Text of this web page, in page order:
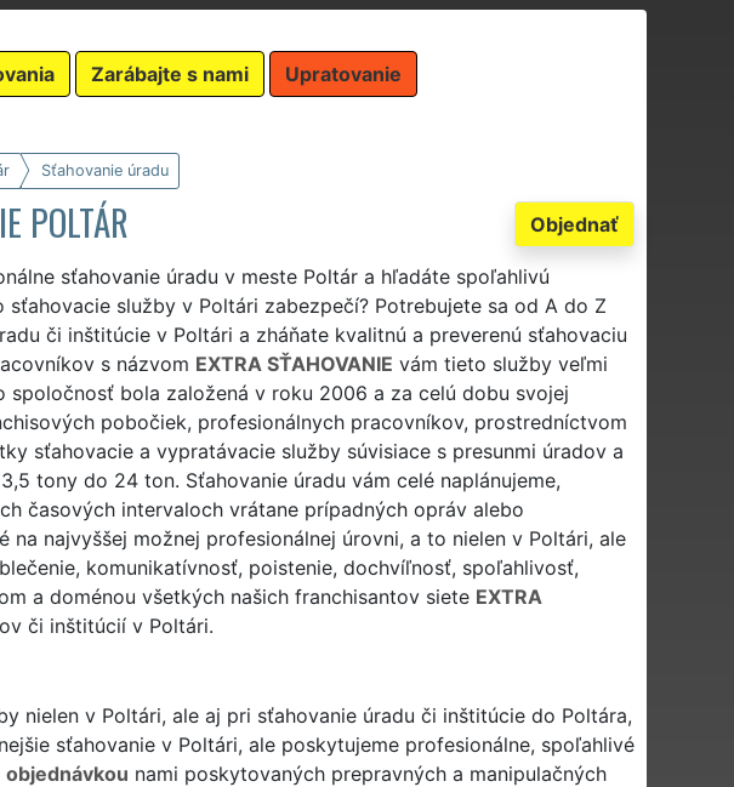
Zarábajte s nami Upratovanie
Sťahovanie úradu
Objednať
POLTÁR
sťahovanie úradu v meste Poltár a hľadáte spoľahlivú
služby v Poltári zabezpečí? Potrebujete sa od A do Z
či inštitúcie v Poltári a zháňate kvalitnú a preverenú sťahovaciu
s názvom EXTRA SŤAHOVANIE vám tieto služby veľmi
spoločnosť bola založená v roku 2006 a za celú dobu svojej
pobočiek, profesionálnych pracovníkov, prostredníctvom
sťahovacie a vypratávacie služby súvisiace s presunmi úradov a
tony do 24 ton. Sťahovanie úradu vám celé naplánujeme,
časových intervaloch vrátane prípadných opráv alebo
najvyššej možnej profesionálnej úrovni, a to nielen v Poltári, ale
komunikatívnosť, poistenie, dochvíľnosť, spoľahlivosť,
a doménou všetkých našich franchisantov siete EXTRA
či inštitúcií v Poltári.
nielen v Poltári, ale aj pri sťahovanie úradu či inštitúcie do Poltára,
sťahovanie v Poltári, ale poskytujeme profesionálne, spoľahlivé
objednávkou nami poskytovaných prepravných a manipulačných